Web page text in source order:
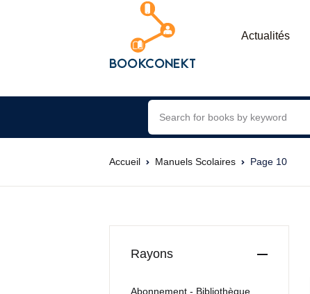
Actualités
Accueil Manuels Scolaires Page 10
Rayons
Abonnement - Bibliothèque